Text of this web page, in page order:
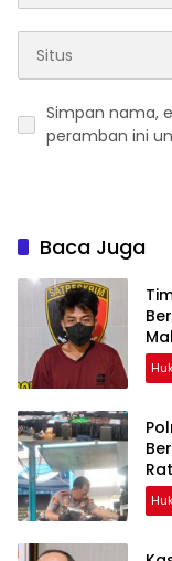
Simpan nama,
peramban ini
Baca Juga